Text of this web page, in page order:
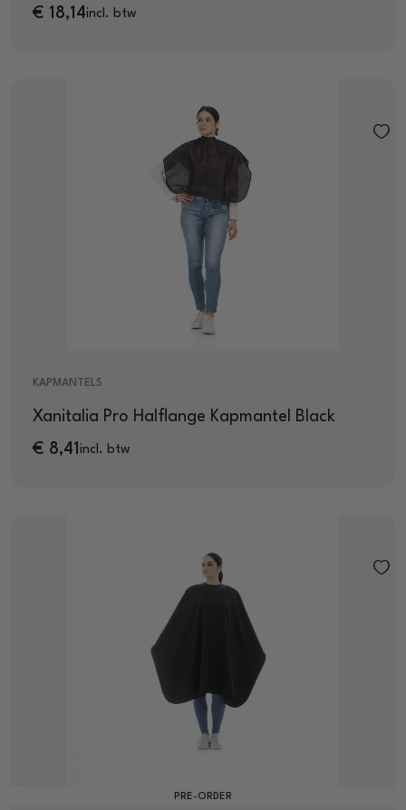
€ 18,14incl. btw
KAPMANTELS
Xanitalia Pro Halflange Kapmantel Black
€ 8,41 incl. btw
PRE-ORDER